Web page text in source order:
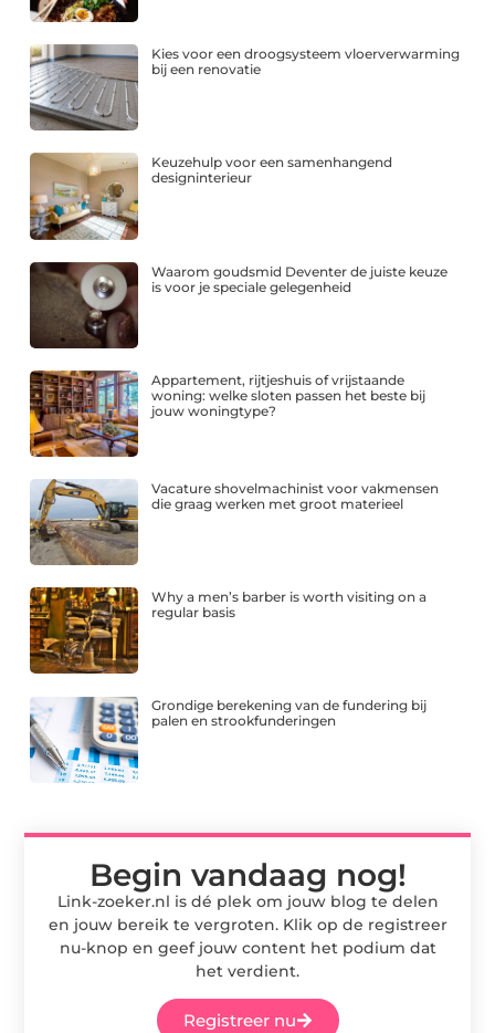
Kies voor een droogsysteem vloerverwarming
bij een renovatie
Keuzehulp voor een samenhangend
designinterieur
Waarom goudsmid Deventer de juiste keuze
is voor je speciale gelegenheid
Appartement, rijtjeshuis of vrijstaande
woning: welke sloten passen het beste bij
jouw woningtype?
Vacature shovelmachinist voor vakmensen
die graag werken met groot materieel
Why a men’s barber is worth visiting on a
regular basis
Grondige berekening van de fundering bij
palen en strookfunderingen
Begin vandaag nog!
Link-zoeker.nl is dé plek om jouw blog te delen
en jouw bereik te vergroten. Klik op de registreer
nu-knop en geef jouw content het podium dat
het verdient.
Registreer nu